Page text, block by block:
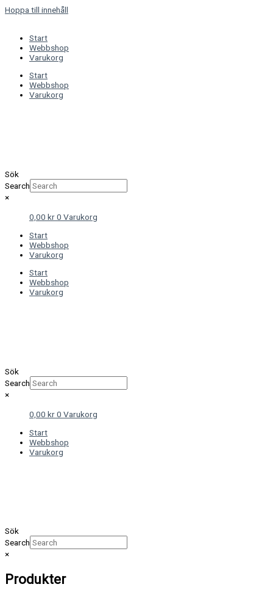
Hoppa till innehåll
Start
Webbshop
Varukorg
Start
Webbshop
Varukorg
Sök
Search
×
0,00 kr0 Varukorg
Start
Webbshop
Varukorg
Start
Webbshop
Varukorg
Sök
Search
×
0,00 kr0 Varukorg
Start
Webbshop
Varukorg
Sök
Search
×
Produkter